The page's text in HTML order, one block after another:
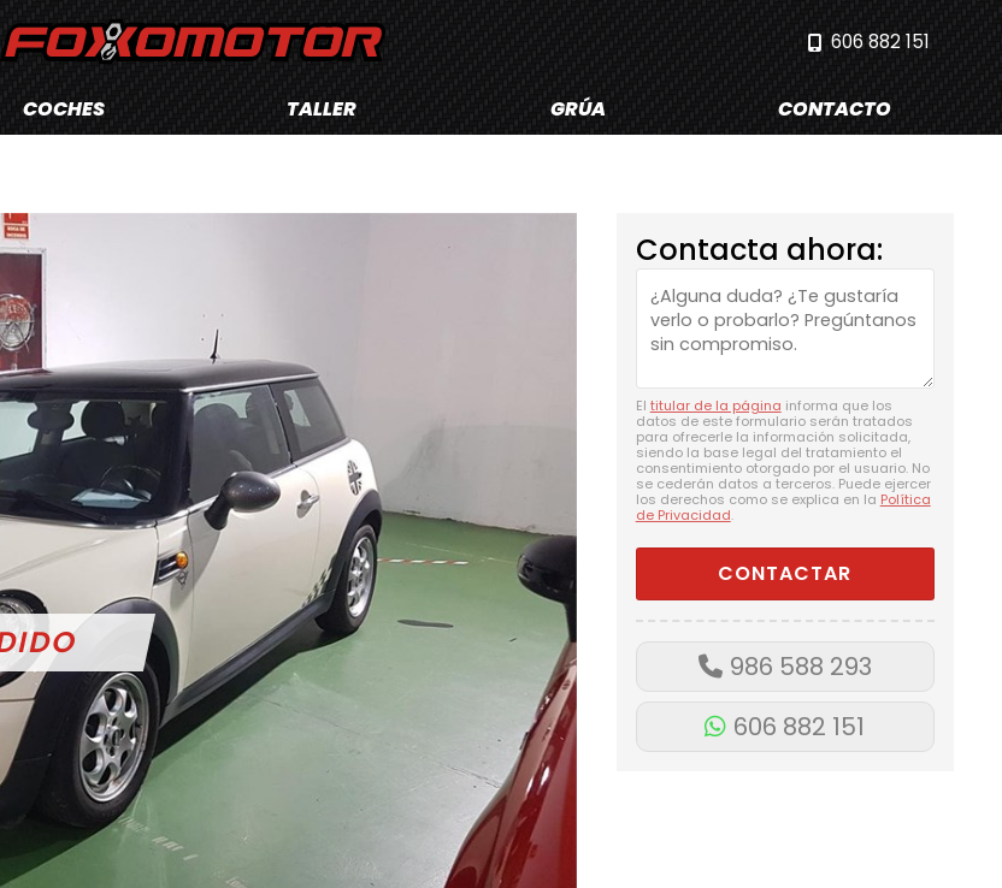
606 882 151
COCHES TALLER GRÚA CONTACTO
Contacta ahora:
El titular de la página informa que los
datos de este formulario serán tratados
para ofrecerle la información solicitada,
siendo la base legal del tratamiento el
consentimiento otorgado por el usuario. No
se cederán datos a terceros. Puede ejercer
los derechos como se explica en la Política
de Privacidad.
986 588 293
606 882 151